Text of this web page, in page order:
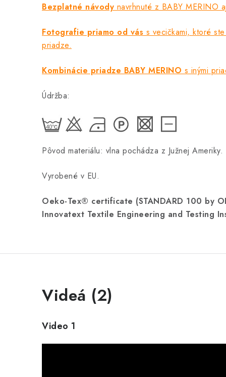
Bezplatné návody navrhnuté z BABY MERINO
Fotografie priamo od vás s vecičkami, ktoré
priadze.
Kombinácie priadze BABY MERINO s inými
Údržba:
Pôvod materiálu: vlna pochádza z Južnej Ameriky.
Vyrobené v EU.
Oeko-Tex® certificate (STANDARD 100 by
Innovatext Textile Engineering and Testing
Videá (2)
Video 1